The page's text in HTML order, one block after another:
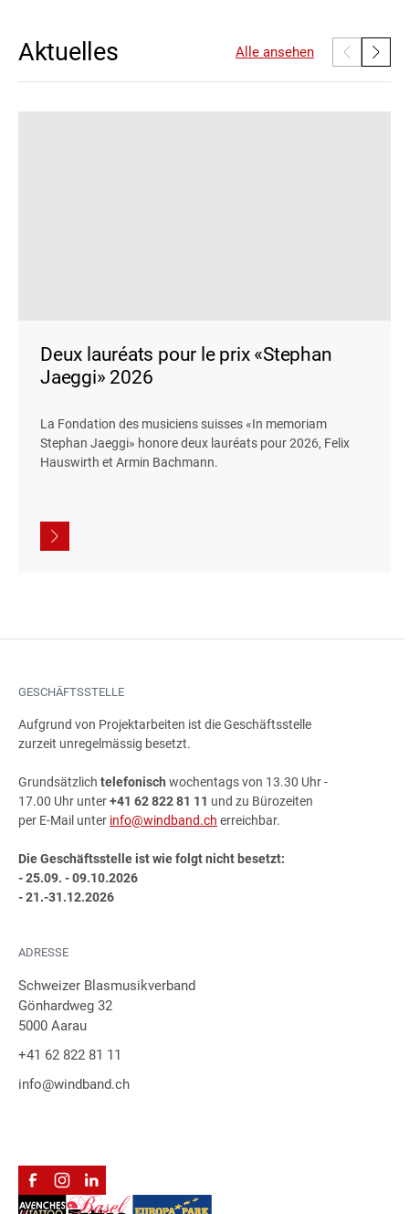
Aktuelles Alle ansehen
Deux lauréats pour le prix «Stephan
Jaeggi» 2026
La Fondation des musiciens suisses «In memoriam
Stephan Jaeggi» honore deux lauréats pour 2026, Felix
Hauswirth et Armin Bachmann.
GESCHÄFTSSTELLE
Aufgrund von Projektarbeiten ist die Geschäftsstelle
zurzeit unregelmässig besetzt.
Grundsätzlich telefonisch wochentags von 13.30 Uhr -
17.00 Uhr unter+41 62 822 81 11 und zu Bürozeiten
per E-Mail unter info@windband.ch erreichbar.
Die Geschäftsstelle ist wie folgt nicht besetzt:
- 25.09. - 09.10.2026
- 21.-31.12.2026
ADRESSE
Schweizer Blasmusikverband
Gönhardweg 32
5000 Aarau
+41 62 822 81 11
info@windband.ch